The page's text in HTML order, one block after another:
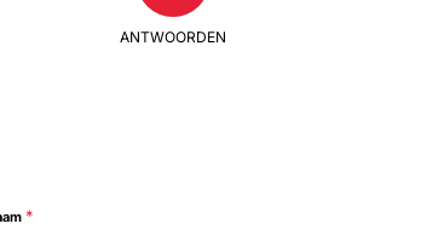
ANTWOORDEN
*